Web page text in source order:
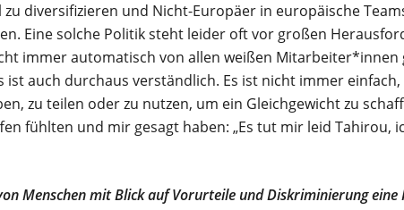
zu diversifizieren und Nicht-Europäer in europäische
Eine solche Politik steht leider oft vor großen
immer automatisch von allen weißen Mitarbeiter*innen
ist auch durchaus verständlich. Es ist nicht immer einfach,
zu teilen oder zu nutzen, um ein Gleichgewicht zu
fühlten und mir gesagt haben: „Es tut mir leid Tahirou,
Menschen mit Blick auf Vorurteile und Diskriminierung eine